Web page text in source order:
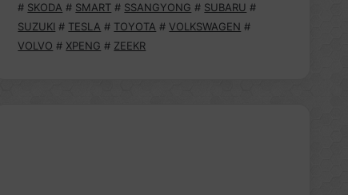
# SKODA # SMART # SSANGYONG # SUBARU #
SUZUKI # TESLA # TOYOTA # VOLKSWAGEN #
VOLVO # XPENG # ZEEKR